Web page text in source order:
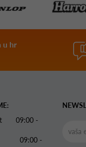
u hr
09:00 -
-